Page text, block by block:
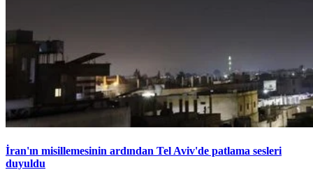
İran'ın misillemesinin ardından Tel Aviv'de patlama sesleri
duyuldu